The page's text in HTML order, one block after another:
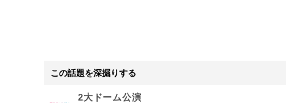
この話題を深掘りする
2大ドーム公演